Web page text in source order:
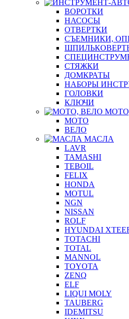
ВОРОТКИ
НАСОСЫ
ОТВЕРТКИ
СЪЕМНИКИ,
СТЯЖКИ
ДОМКРАТЫ
НАБОРЫ
ГОЛОВКИ
КЛЮЧИ
МОТО
ВЕЛО
МАСЛА
LAVR
TAMASHI
TEBOIL
FELIX
HONDA
MOTUL
NGN
NISSAN
ROLF
HYUNDAI
TOTACHI
TOTAL
MANNOL
TOYOTA
ZENQ
ELF
LIQUI MOLY
TAUBERG
IDEMITSU